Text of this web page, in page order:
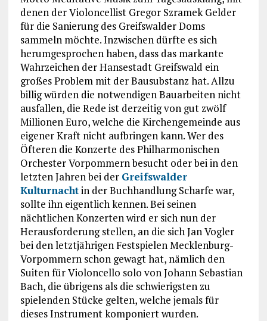
denen der Violoncellist Gregor Szramek Gelder
für die Sanierung des Greifswalder Doms
sammeln möchte. Inzwischen dürfte es sich
herumgesprochen haben, dass das markante
Wahrzeichen der Hansestadt Greifswald ein
großes Problem mit der Bausubstanz hat. Allzu
billig würden die notwendigen Bauarbeiten nicht
ausfallen, die Rede ist derzeitig von gut zwölf
Millionen Euro, welche die Kirchengemeinde aus
eigener Kraft nicht aufbringen kann. Wer des
Öfteren die Konzerte des Philharmonischen
Orchester Vorpommern besucht oder bei in den
letzten Jahren bei der Greifswalder
Kulturnachtin der Buchhandlung Scharfe war,
sollte ihn eigentlich kennen. Bei seinen
nächtlichen Konzerten wird er sich nun der
Herausforderung stellen, an die sich Jan Vogler
bei den letztjährigen Festspielen Mecklenburg-
Vorpommern schon gewagt hat, nämlich den
Suiten für Violoncello solo von Johann Sebastian
Bach, die übrigens als die schwierigsten zu
spielenden Stücke gelten, welche jemals für
dieses Instrument komponiert wurden.